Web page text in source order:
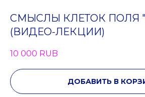
СМЫСЛЫ КЛЕТОК ПОЛЯ
(ВИДЕО-ЛЕКЦИИ)
10 000 RUB
ДОБАВИТЬ В